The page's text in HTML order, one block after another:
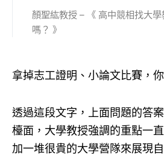
顏聖紘教授 – 《 高中競相找大
嗎？ 》
拿掉志工證明、小論文比賽，
透過這段文字，上面問題的答
檯面，大學教授強調的重點一
加一堆很貴的大學營隊來展現